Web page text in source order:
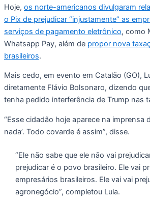
Hoje, os norte-americanos divulgaram
o Pix de prejudicar “injustamente” as
serviços de pagamento eletrônico, como
Whatsapp Pay, além de propor nova
brasileiros.
Mais cedo, em evento em Catalão (GO),
diretamente Flávio Bolsonaro, dizendo
tenha pedido interferência de Trump nas
“Esse cidadão hoje aparece na imprensa
nada’. Todo covarde é assim”, disse.
“Ele não sabe que ele não vai
prejudicar é o povo brasileiro. Ele vai
empresários brasileiros. Ele vai vai
agronegócio”, completou Lula.